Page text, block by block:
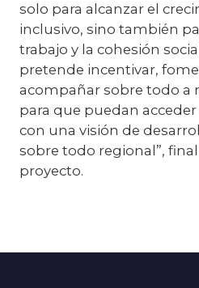
solo para alcanzar el
inclusivo, sino también
trabajo y la cohesión
pretende incentivar,
acompañar sobre todo a
para que puedan
con una visión de
sobre todo regional”,
proyecto.